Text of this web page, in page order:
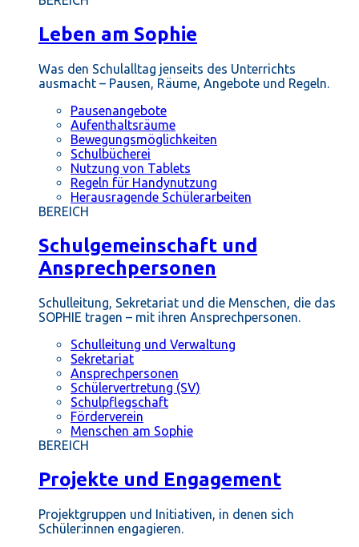
Leben am Sophie
Was den Schulalltag jenseits des Unterrichts
ausmacht – Pausen, Räume, Angebote und Regeln.
Pausenangebote
Aufenthaltsräume
Bewegungsmöglichkeiten
Schulbücherei
Nutzung von Tablets
Regeln für Handynutzung
Herausragende Schülerarbeiten
BEREICH
Schulgemeinschaft und
Ansprechpersonen
Schulleitung, Sekretariat und die Menschen, die das
SOPHIE tragen – mit ihren Ansprechpersonen.
Schulleitung und Verwaltung
Sekretariat
Ansprechpersonen
Schülervertretung (SV)
Schulpflegschaft
Förderverein
Menschen am Sophie
BEREICH
Projekte und Engagement
Projektgruppen und Initiativen, in denen sich
Schüler:innen engagieren.